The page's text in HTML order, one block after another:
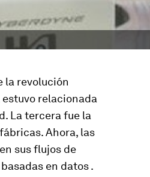
la revolución
relacionada
La tercera fue la
Ahora, las
sus flujos de
basadas en datos .